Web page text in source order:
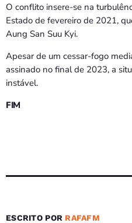
O conflito insere-se na
Estado de fevereiro de 2021,
Aung San Suu Kyi.
Apesar de um cessar-fogo
assinado no final de 2023, a
instável.
FIM
ESCRITO POR RAFAFM